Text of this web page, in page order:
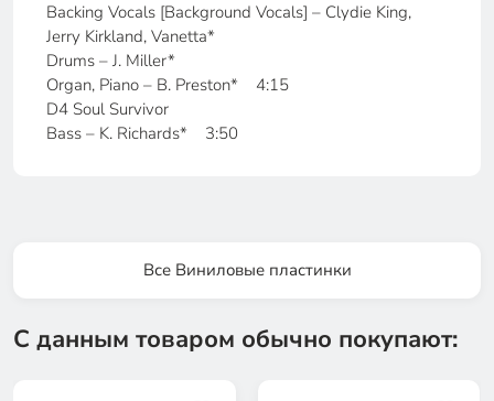
Backing Vocals [Background Vocals] – Clydie King,
Jerry Kirkland, Vanetta*
Drums – J. Miller*
Organ, Piano – B. Preston* 4:15
D4 Soul Survivor
Bass – K. Richards* 3:50
Все Виниловые пластинки
С данным товаром обычно покупают: